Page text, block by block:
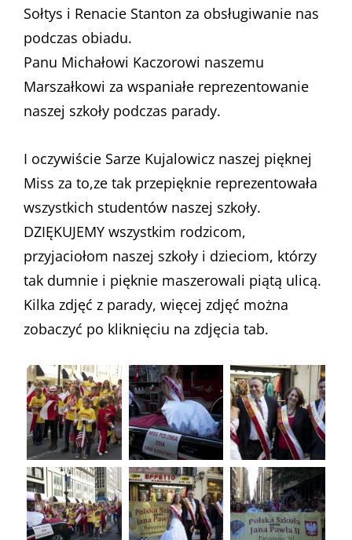
Sołtys i Renacie Stanton za obsługiwanie nas
podczas obiadu.
Panu Michałowi Kaczorowi naszemu
Marszałkowi za wspaniałe reprezentowanie
naszej szkoły podczas parady.
I oczywiście Sarze Kujalowicz naszej pięknej
Miss za to,ze tak przepięknie reprezentowała
wszystkich studentów naszej szkoły.
DZIĘKUJEMY wszystkim rodzicom,
przyjaciołom naszej szkoły i dzieciom, którzy
tak dumnie i pięknie maszerowali piątą ulicą.
Kilka zdjęć z parady, więcej zdjęć można
zobaczyć po kliknięciu na zdjęcia tab.